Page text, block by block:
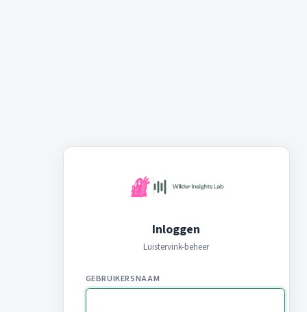
Inloggen
Luistervink-beheer
GEBRUIKERSNAAM